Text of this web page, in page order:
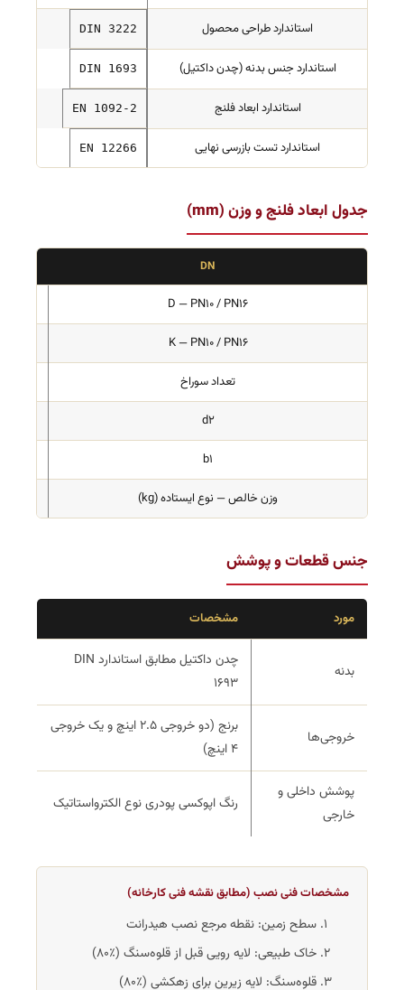
استاندارد طراحی محصول DIN 3222
استاندارد جنس بدنه (چدن داکتیل) DIN 1693
استاندارد ابعاد فلنج EN 1092-2
استاندارد تست بازرسی نهایی EN 12266
جدول ابعاد فلنج و وزن (mm)
DN
D — PN10 / PN16
K — PN10 / PN16
تعداد سوراخ
d2
b1
وزن خالص — نوع ایستاده (kg)
جنس قطعات و پوشش
مورد مشخصات
بدنه
چدن داکتیل مطابق استاندارد DIN
1693
خروجی‌ها
برنج (دو خروجی 2.5 اینچ و یک خروجی
4 اینچ)
پوشش داخلی و
خارجی
رنگ اپوکسی پودری نوع الکترواستاتیک
مشخصات فنی نصب (مطابق نقشه فنی کارخانه)
سطح زمین: نقطه مرجع نصب هیدرانت
خاک طبیعی: لایه رویی قبل از قلوه‌سنگ (٪80)
قلوه‌سنگ: لایه زیرین برای زهکشی (٪80)